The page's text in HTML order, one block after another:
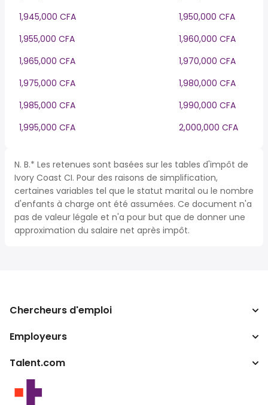
1,945,000 CFA
1,950,000 CFA
1,955,000 CFA
1,960,000 CFA
1,965,000 CFA
1,970,000 CFA
1,975,000 CFA
1,980,000 CFA
1,985,000 CFA
1,990,000 CFA
1,995,000 CFA
2,000,000 CFA
N. B.* Les retenues sont basées sur les tables d'impôt de
Ivory Coast CI. Pour des raisons de simplification,
certaines variables tel que le statut marital ou le nombre
d'enfants à charge ont été assumées. Ce document n'a
pas de valeur légale et n'a pour but que de donner une
approximation du salaire net après impôt.
Chercheurs d'emploi
Recherche d'emploi
Employeurs
Entreprises
Programmes partenaires
Talent.com
Autres pays